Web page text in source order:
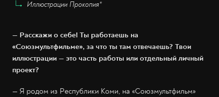
Иллюстрации Прокопия*
— Расскажи о себе! Ты работаешь на
«Союзмультфильме», за что ты там отвечаешь? Твои
иллюстрации — это часть работы или отдельный личный
проект?
— Я родом из Республики Коми, на «Союзмультфильм»